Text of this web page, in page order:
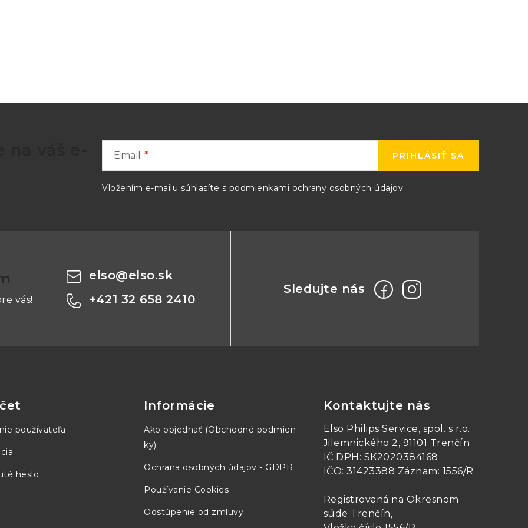
50mV v rozsahu 90% záťaže
a tepelný trip
výstupu, konštantné napätie
14mm (0,56") displej na zobrazenie napätia a prúdu, aktualizácia každé 4 sekundy
±1 miesta, prúd 0.6% ±1 miesto.
Email
Vložením e-mailu súhlasíte s podmienkami ochrany osobných údajov
PRIHLÁSIŤ SA
vás!
elso@elso.sk
+421 32 658 2410
používateľa
heslo
Informácie
Ako objednať (Obchodné podmien
ky)
Ochrana osobných údajov - GDPR
Používanie Cookies
Odstúpenie od zmluvy
Kontaktujte nás
Elso Philips Service, spol. s r.o.
Jilemnického 2, 91101 Trenčín
IČ DPH: SK2020384168
IČO: 31423388 Záznam: 1556/R
Registrovaná na Okresnom
súde Trenčín,